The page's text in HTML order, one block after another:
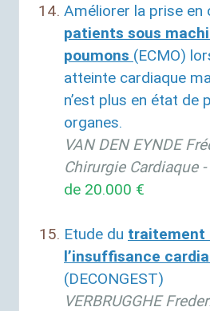
Améliorer la prise en
patients sous
poumons (ECMO)
atteinte cardiaque
n’est plus en état de
organes.
VAN DEN EYNDE
Chirurgie Cardiaque -
de 20.000 €
Etude du traitement
l’insuffisance
(DECONGEST)
VERBRUGGHE